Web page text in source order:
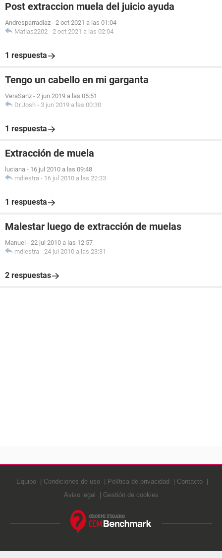
Post extraccion muela del juicio ayuda
Andresparradiaz - 2 oct 2021 a las 01:04
Matias2202 - 2 oct 2021 a las 02:04
1 respuesta
Tengo un cabello en mi garganta
VeraSanz - 2 jun 2019 a las 05:51
Dr.Josh - 3 jun 2019 a las 00:30
1 respuesta
Extracción de muela
luciana - 16 jul 2010 a las 09:48
mdiestra - 16 jul 2010 a las 22:33
1 respuesta
Malestar luego de extracción de muelas
Manuel - 22 jul 2010 a las 12:57
mdiestra - 24 jul 2010 a las 23:31
2 respuestas
Equipo Condiciones de uso Política de privacidad
Contacto
Aviso legal
Gestión de cookies